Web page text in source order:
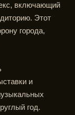
включающий
Этот
города,
и
год.